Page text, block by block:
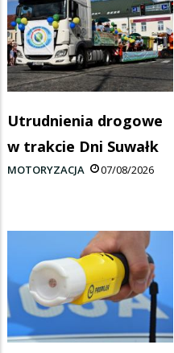
Utrudnienia drogowe
w trakcie Dni Suwałk
MOTORYZACJA 07/08/2026